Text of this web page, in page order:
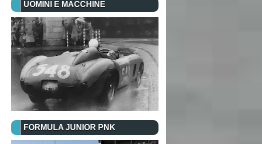
UOMINI E MACCHINE
FORMULA JUNIOR PNK